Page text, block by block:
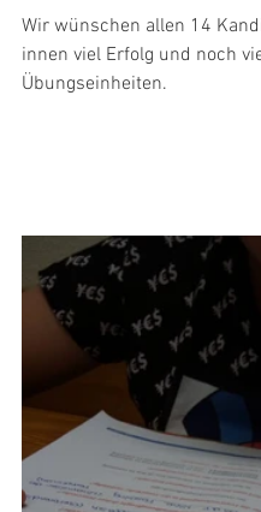
Wir wünschen allen 14
innen viel Erfolg und noch
Übungseinheiten.